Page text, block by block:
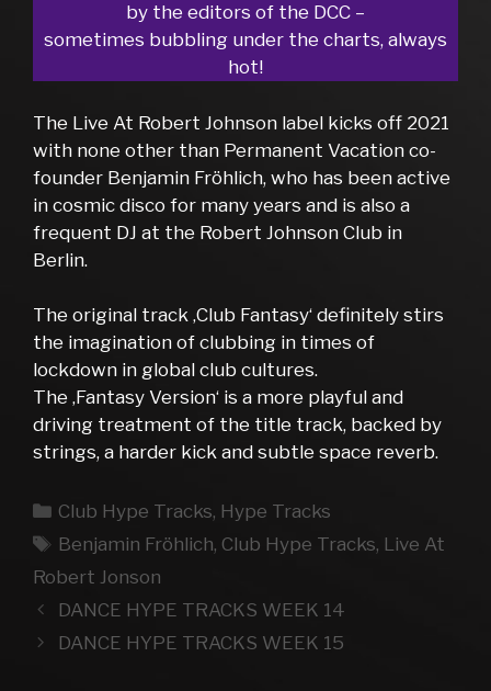
by the editors of the DCC –
sometimes bubbling under the charts, always
hot!
The Live At Robert Johnson label kicks off 2021
with none other than Permanent Vacation co-
founder Benjamin Fröhlich, who has been active
in cosmic disco for many years and is also a
frequent DJ at the Robert Johnson Club in
Berlin.
The original track ‚Club Fantasy‘ definitely stirs
the imagination of clubbing in times of
lockdown in global club cultures.
The ‚Fantasy Version‘ is a more playful and
driving treatment of the title track, backed by
strings, a harder kick and subtle space reverb.
Kategorien
Club Hype Tracks, Hype Tracks
Schlagwörter
Benjamin Fröhlich, Club Hype Tracks, Live At
Robert Jonson
DANCE HYPE TRACKS WEEK 14
DANCE HYPE TRACKS WEEK 15